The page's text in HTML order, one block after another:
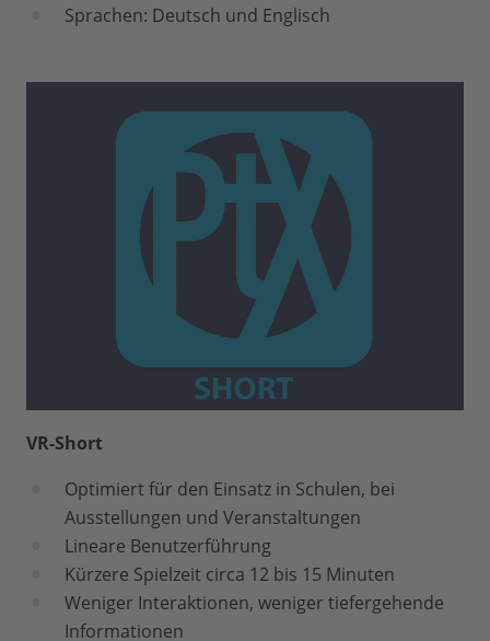
Sprachen: Deutsch und Englisch
VR-Short
Optimiert für den Einsatz in Schulen, bei
Ausstellungen und Veranstaltungen
Lineare Benutzerführung
Kürzere Spielzeit circa 12 bis 15 Minuten
Weniger Interaktionen, weniger tiefergehende
Informationen